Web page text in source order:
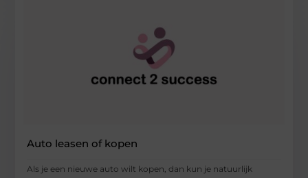
Auto leasen of kopen
Als je een nieuwe auto wilt kopen, dan kun je natuurlijk